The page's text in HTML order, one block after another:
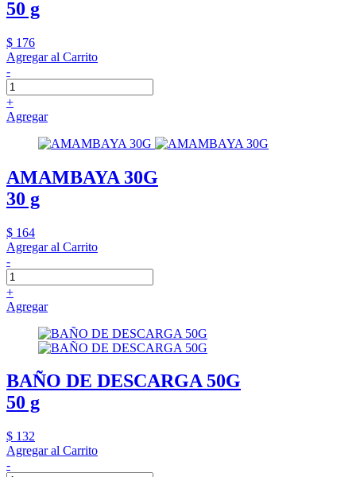
50 g
$ 176
Agregar al Carrito
-
+
Agregar
AMAMBAYA 30G
30 g
$ 164
Agregar al Carrito
-
+
Agregar
BAÑO DE DESCARGA 50G
50 g
$ 132
Agregar al Carrito
-